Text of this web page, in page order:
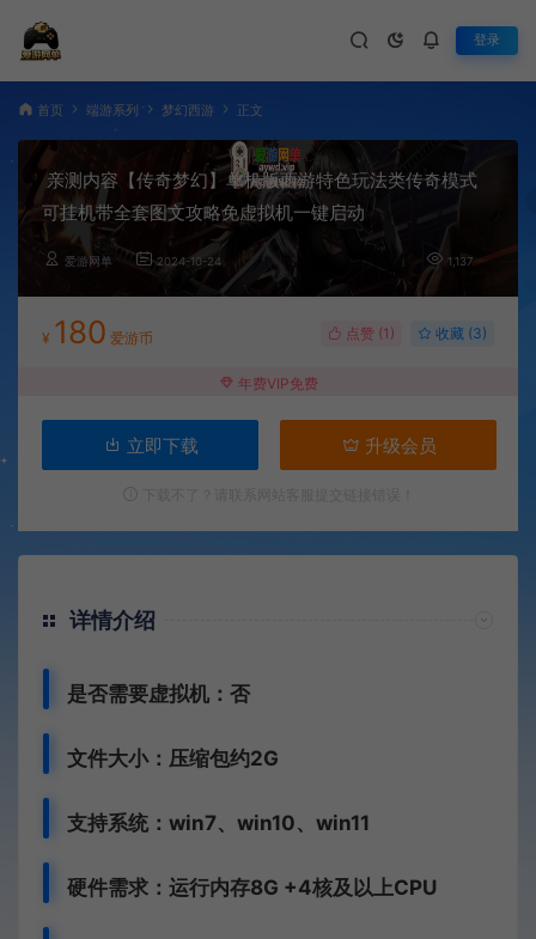
登录
首页 端游系列 梦幻西游 正文
亲测内容【传奇梦幻】单机版西游特色玩法类传奇模式
可挂机带全套图文攻略免虚拟机一键启动
爱游网单 2024-10-24 1,137
¥ 180 爱游币 点赞 (1 ) 收藏 (3)
年费VIP免费
立即下载 升级会员
详情介绍
是否需要虚拟机：否
文件大小：压缩包约2G
支持系统：win7、win10、win11
硬件需求：运行内存8G +4核及以上CPU